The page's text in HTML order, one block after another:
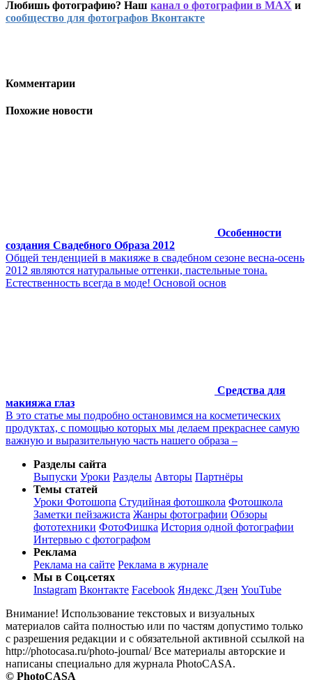
Любишь фотографию? Наш канал о фотографии в MAX и
сообщество для фотографов Вконтакте
Комментарии
Похожие новости
Особенности
создания Свадебного Образа 2012
Общей тенденцией в макияже в свадебном сезоне весна-осень
2012 являются натуральные оттенки, пастельные тона.
Естественность всегда в моде! Основой основ
Средства для
макияжа глаз
В это статье мы подробно остановимся на косметических
продуктах, с помощью которых мы делаем прекраснее самую
важную и выразительную часть нашего образа –
Разделы сайта
Выпуски Уроки Разделы Авторы Партнёры
Темы статей
Уроки Фотошопа Студийная фотошкола Фотошкола
Заметки пейзажиста Жанры фотографии Обзоры
фототехники ФотоФишка История одной фотографии
Интервью с фотографом
Реклама
Реклама на сайте Реклама в журнале
Мы в Соц.сетях
Instagram Вконтакте Facebook Яндекс Дзен YouTube
Внимание! Использование текстовых и визуальных
материалов сайта полностью или по частям допустимо только
с разрешения редакции и с обязательной активной ссылкой на
http://photocasa.ru/photo-journal/ Все материалы авторские и
написаны специально для журнала PhotoCASA.
© PhotoCASA